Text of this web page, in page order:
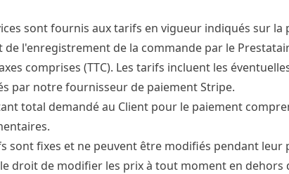
sont fournis aux tarifs en vigueur indiqués sur
de l'enregistrement de la commande par le
comprises (TTC). Les tarifs incluent les
par notre fournisseur de paiement Stripe.
total demandé au Client pour le paiement
sont fixes et ne peuvent être modifiés pendant
droit de modifier les prix à tout moment en dehors